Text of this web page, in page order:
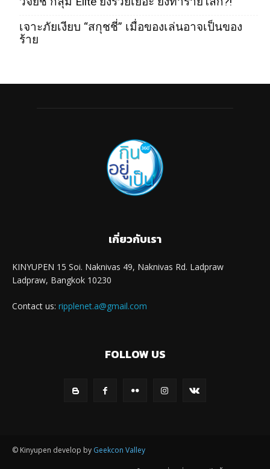
เจาะภัยเงียบ “สกุชชี่” เมื่อของเล่นอาจเป็นของ
ร้าย
เกี่ยวกับเรา
KINYUPEN 15 Soi. Naknivas 49, Naknivas Rd. Ladpraw
Ladpraw, Bangkok 10230
Contact us: ripplenet.a@gmail.com
FOLLOW US
© Kinyupen develop by Geekcon Valley